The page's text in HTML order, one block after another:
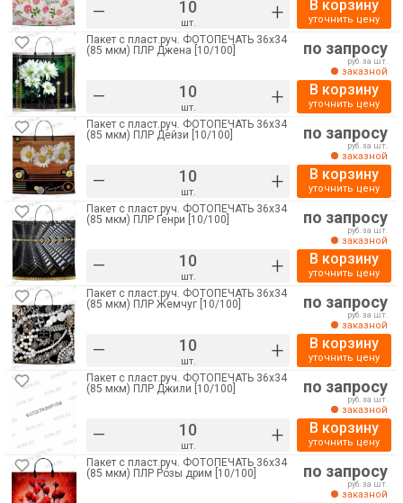
– шт. + В корзину
уточнить цену
Пакет с пласт.руч. ФОТОПЕЧАТЬ 36х34
(85 мкм) ПЛР Джена [10/100]
– шт. +
по запросу
руб. за шт.
заказной
В корзину
уточнить цену
Пакет с пласт.руч. ФОТОПЕЧАТЬ 36х34
(85 мкм) ПЛР Дейзи [10/100]
– шт. +
по запросу
руб. за шт.
заказной
В корзину
уточнить цену
Пакет с пласт.руч. ФОТОПЕЧАТЬ 36х34
(85 мкм) ПЛР Генри [10/100]
– шт. +
по запросу
руб. за шт.
заказной
В корзину
уточнить цену
Пакет с пласт.руч. ФОТОПЕЧАТЬ 36х34
(85 мкм) ПЛР Жемчуг [10/100]
– шт. +
по запросу
руб. за шт.
заказной
В корзину
уточнить цену
Пакет с пласт.руч. ФОТОПЕЧАТЬ 36х34
(85 мкм) ПЛР Джили [10/100]
– шт. +
по запросу
руб. за шт.
заказной
В корзину
уточнить цену
Пакет с пласт.руч. ФОТОПЕЧАТЬ 36х34
(85 мкм) ПЛР Розы дрим [10/100]
по запросу
руб. за шт.
заказной